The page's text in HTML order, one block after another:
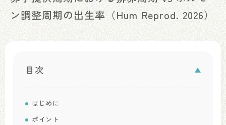
ン調整周期の出生率（Hum Reprod. 2026）
目次
はじめに
ポイント